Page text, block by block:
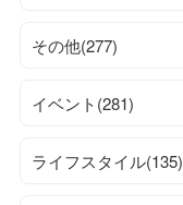
その他(277)
イベント(281)
ライフスタイル(135)